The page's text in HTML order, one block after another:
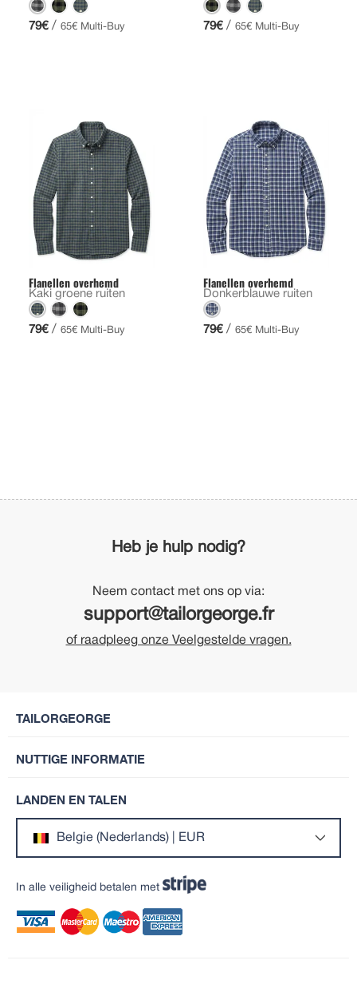
79€ / 65€ Multi-Buy 79€ / 65€ Multi-Buy
Flanellen overhemd
Kaki groene ruiten
79€ / 65€ Multi-Buy
Flanellen overhemd
Donkerblauwe ruiten
79€ / 65€ Multi-Buy
Heb je hulp nodig?
Neem contact met ons op via:
support@tailorgeorge.fr
of raadpleeg onze Veelgestelde vragen.
TAILORGEORGE
NUTTIGE INFORMATIE
LANDEN EN TALEN
Belgie (Nederlands) | EUR
In alle veiligheid betalen met